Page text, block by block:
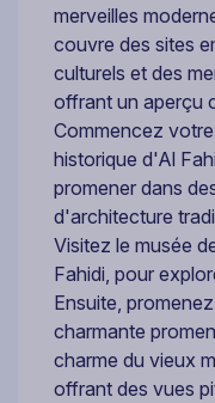
merveilles
couvre des sites
culturels et des
offrant un aperçu
Commencez
historique d'Al
promener dans
d'architecture
Visitez le musée
Fahidi, pour
Ensuite,
charmante
charme du vieux
offrant des vues